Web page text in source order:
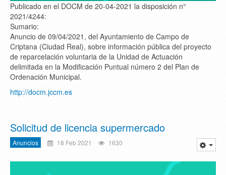
Publicado en el DOCM de 20-04-2021 la disposición n°
2021/4244:
Sumario:
Anuncio de 09/04/2021, del Ayuntamiento de Campo de
Criptana (Ciudad Real), sobre información pública del proyecto
de reparcelación voluntaria de la Unidad de Actuación
delimitada en la Modificación Puntual número 2 del Plan de
Ordenación Municipal.
http://docm.jccm.es
Solicitud de licencia supermercado
Anuncios 18 Feb 2021 1630